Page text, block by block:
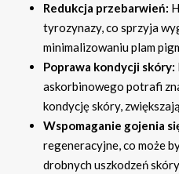
Redukcja przebarwień:
tyrozynazy, co sprzyja
minimalizowaniu plam
Poprawa kondycji skóry:
askorbinowego potrafi
kondycję skóry,
Wspomaganie gojenia
regeneracyjne, co może
drobnych uszkodzeń